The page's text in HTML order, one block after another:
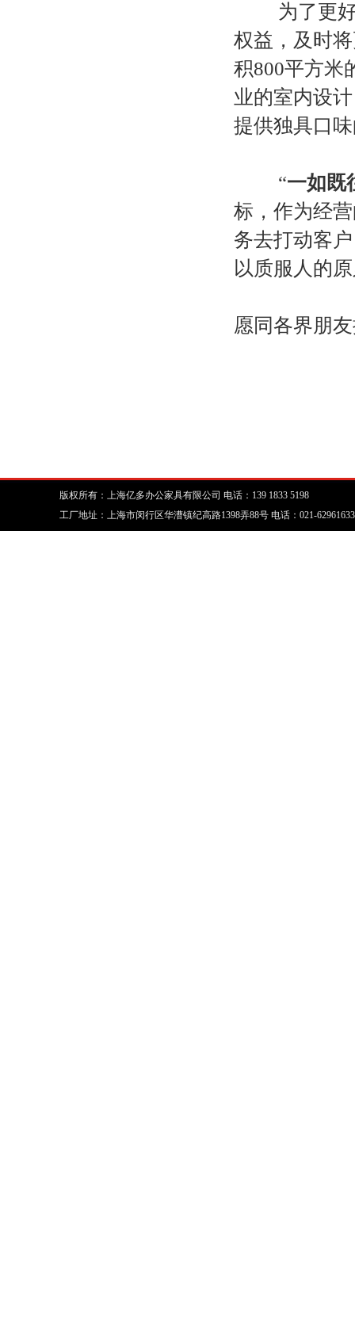
为了更好
权益，及时
积800平方米
业的室内设
提供独具口
“一如既
标，作为经
务去打动客
以质服人的
愿同各界朋
版权所有：上海亿多办公家具有限公司 电话：139 1833 5198
工厂地址：上海市闵行区华漕镇纪高路1398弄88号 电话：021-